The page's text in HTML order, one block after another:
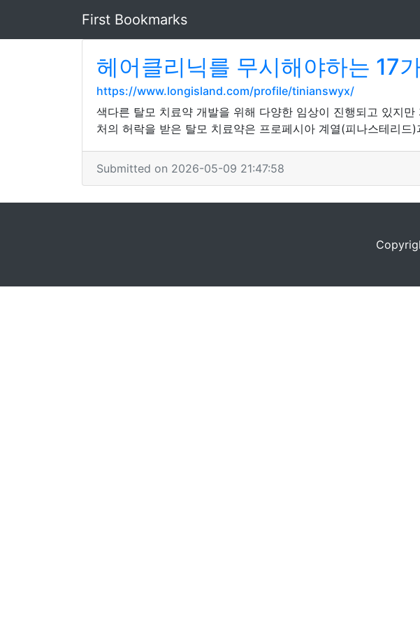
First Bookmarks
헤어클리닉를 무시해야하는 17
https://www.longisland.com/profile/tinianswyx/
색다른 탈모 치료약 개발을 위해 다양한 임상이 진행되고 있지
처의 허락을 받은 탈모 치료약은 프로페시아 계열(피나스테리
Submitted on 2026-05-09 21:47:58